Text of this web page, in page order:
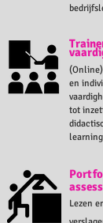
en
tot
Lezen